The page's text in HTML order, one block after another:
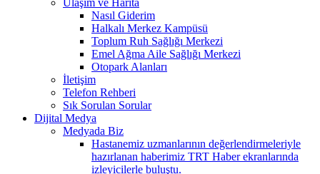
Nasıl Giderim
Halkalı Merkez Kampüsü
Toplum Ruh Sağlığı Merkezi
Emel Ağma Aile Sağlığı Merkezi
Otopark Alanları
İletişim
Telefon Rehberi
Sık Sorulan Sorular
Dijital Medya
Medyada Biz
Hastanemiz uzmanlarının değerlendirmeleriyle
hazırlanan haberimiz TRT Haber ekranlarında
izleyicilerle buluştu.